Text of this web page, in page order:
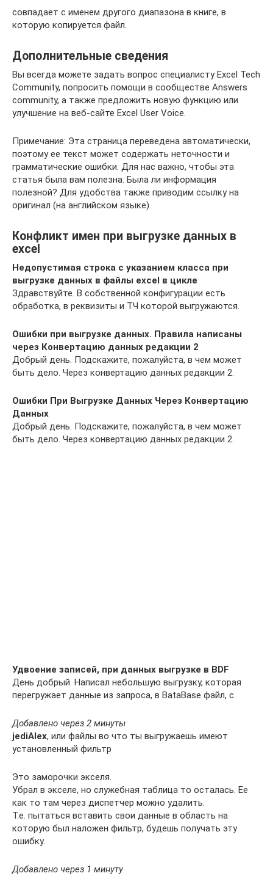
совпадает с именем другого диапазона в книге, в
которую копируется файл.
Дополнительные сведения
Вы всегда можете задать вопрос специалисту Excel Tech
Community, попросить помощи в сообществе Answers
community, а также предложить новую функцию или
улучшение на веб-сайте Excel User Voice.
Примечание: Эта страница переведена автоматически,
поэтому ее текст может содержать неточности и
грамматические ошибки. Для нас важно, чтобы эта
статья была вам полезна. Была ли информация
полезной? Для удобства также приводим ссылку на
оригинал (на английском языке).
Конфликт имен при выгрузке данных в
excel
Недопустимая строка с указанием класса при
выгрузке данных в файлы excel в цикле
Здравствуйте. В собственной конфигурации есть
обработка, в реквизиты и ТЧ которой выгружаются.
Ошибки при выгрузке данных. Правила написаны
через Конвертацию данных редакции 2
Добрый день. Подскажите, пожалуйста, в чем может
быть дело. Через конвертацию данных редакции 2.
Ошибки При Выгрузке Данных Через Конвертацию
Данных
Добрый день. Подскажите, пожалуйста, в чем может
быть дело. Через конвертацию данных редакции 2.
Удвоение записей, при данных выгрузке в BDF
День добрый. Написал небольшую выгрузку, которая
перегружает данные из запроса, в BataBase файл, с.
Добавлено через 2 минуты
jediAlex, или файлы во что ты выгружаешь имеют
установленный фильтр
Это заморочки экселя.
Убрал в экселе, но служебная таблица то осталась. Ее
как то там через диспетчер можно удалить.
Т.е. пытаться вставить свои данные в область на
которую был наложен фильтр, будешь получать эту
ошибку.
Добавлено через 1 минуту